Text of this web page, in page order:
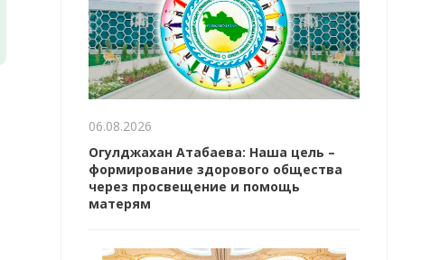
06.08.2026
Огулджахан Атабаева: Наша цель –
формирование здорового общества
через просвещение и помощь
матерям